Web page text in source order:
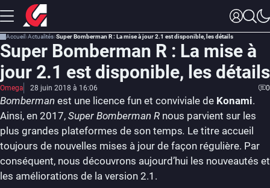
Accueil Actualités Super Bomberman R : La mise à jour 2.1 est disponible, les détails
Super Bomberman R : La mise à
jour 2.1 est disponible, les détails
Omega 28 juin 2018 à 16:06 0
Bomberman est une licence fun et conviviale de Konami.
Ainsi, en 2017, Super Bomberman R nous parvient sur les
plus grandes plateformes de son temps. Le titre accueil
toujours de nouvelles mises à jour de façon régulière. Par
conséquent, nous découvrons aujourd’hui les nouveautés et
les améliorations de la version 2.1.